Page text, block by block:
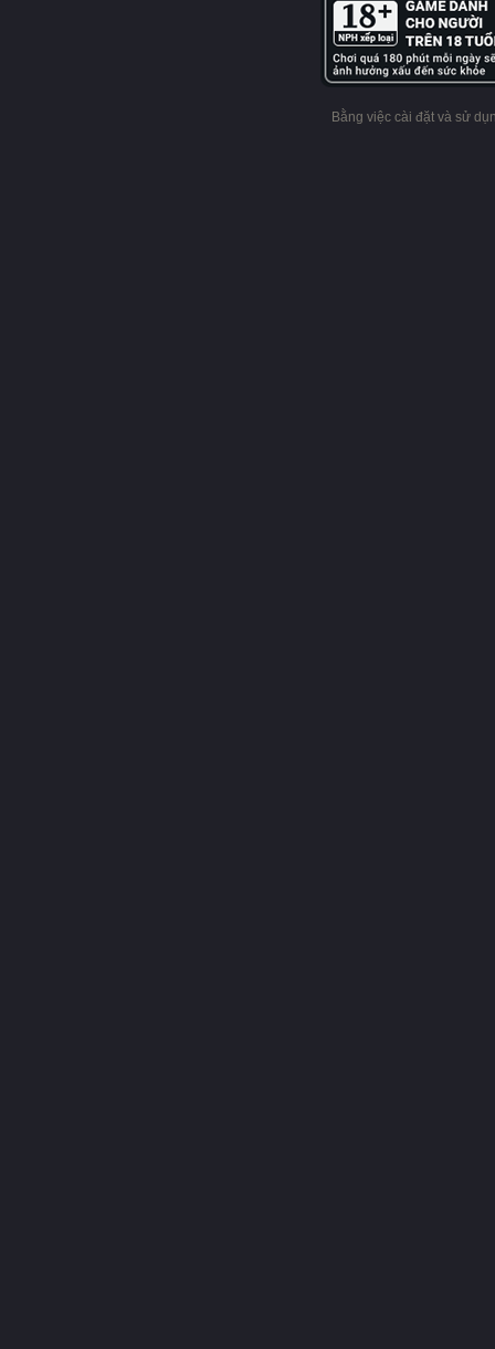
Bằng việc cài đặt và sử